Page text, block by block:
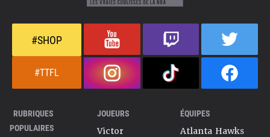
#SHOP
#TTFL
RUBRIQUES
POPULAIRES
JOUEURS
Victor
ÉQUIPES
Atlanta Hawks